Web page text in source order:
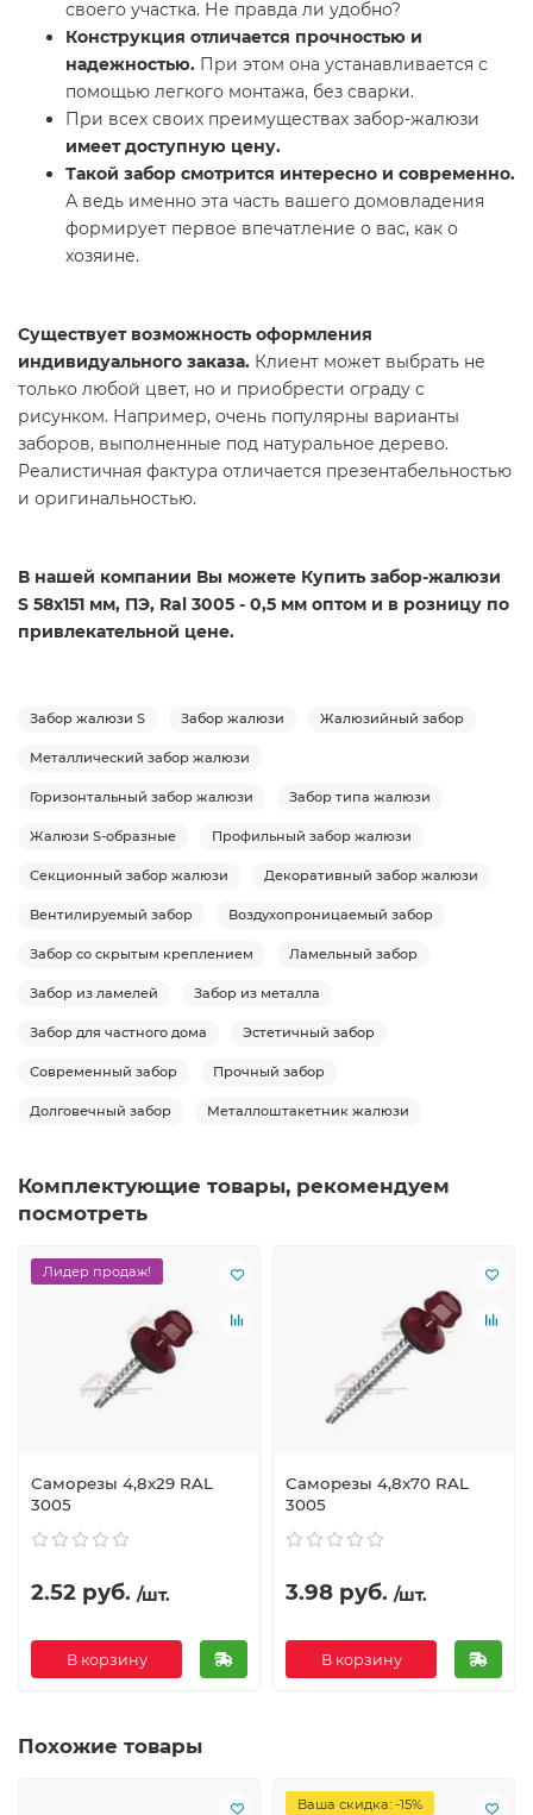
своего участка. Не правда ли удобно?
Конструкция отличается прочностью и
надежностью. При этом она устанавливается с
помощью легкого монтажа, без сварки.
При всех своих преимуществах забор-жалюзи
имеет доступную цену.
Такой забор смотрится интересно и современно.
А ведь именно эта часть вашего домовладения
формирует первое впечатление о вас, как о
хозяине.
Существует возможность оформления
индивидуального заказа. Клиент может выбрать не
только любой цвет, но и приобрести ограду с
рисунком. Например, очень популярны варианты
заборов, выполненные под натуральное дерево.
Реалистичная фактура отличается презентабельностью
и оригинальностью.
В нашей компании Вы можете Купить забор-жалюзи
S 58х151 мм, ПЭ, Ral 3005 - 0,5 мм оптом и в розницу по
привлекательной цене.
Забор жалюзи S Забор жалюзи Жалюзийный забор
Металлический забор жалюзи
Горизонтальный забор жалюзи Забор типа жалюзи
Жалюзи S-образные Профильный забор жалюзи
Секционный забор жалюзи Декоративный забор жалюзи
Вентилируемый забор Воздухопроницаемый забор
Забор со скрытым креплением Ламельный забор
Забор из ламелей Забор из металла
Забор для частного дома Эстетичный забор
Современный забор Прочный забор
Долговечный забор Металлоштакетник жалюзи
Комплектующие товары, рекомендуем
посмотреть
Лидер продаж!
Саморезы 4,8х29 RAL
3005
2.52 руб. /шт.
В корзину
Саморезы 4,8х70 RAL
3005
3.98 руб. /шт.
В корзину
Похожие товары
Ваша скидка: -15%